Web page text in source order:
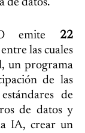
emite 22
entre las cuales
un programa
de las
de
de datos y
IA, crear un